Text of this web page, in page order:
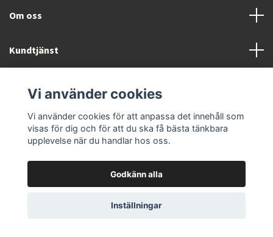
Om oss
Kundtjänst
© 2026 ELEKTRONIKSPECIALISTEN.SE
Vi använder cookies
Vi använder cookies för att anpassa det innehåll som
visas för dig och för att du ska få bästa tänkbara
upplevelse när du handlar hos oss.
Godkänn alla
Inställningar